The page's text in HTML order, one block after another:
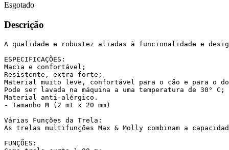
Esgotado
Descrição
A qualidade e robustez aliadas à funcionalidade e
ESPECIFICAÇÕES:
Macia e confortável;
Resistente, extra-forte;
Material muito leve, confortável para o cão e para o
Pode ser lavada na máquina a uma temperatura de 30° C;
Material anti-alérgico.
- Tamanho M (2 mt x 20 mm)
Várias Funções da Trela:
As trelas multifunções Max & Molly combinam a
FUNÇÕES: